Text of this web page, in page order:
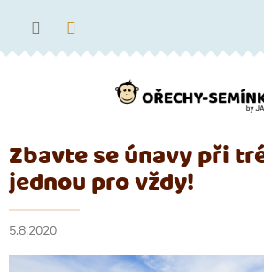
Zbavte se únavy při
jednou pro vždy!
5.8.2020